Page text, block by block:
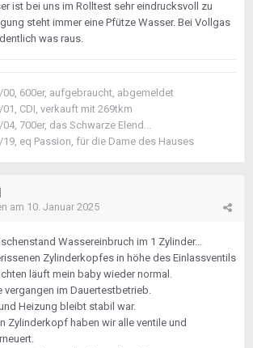
ist bei uns im Rolltest sehr eindrucksvoll zu
steht immer eine Pfütze Wasser. Bei Vollgas
was raus.
600er, aufgebraucht, abgemeldet
CDI, verkauft mit 269tkm
700er, das Schwarze Elend...
eq Passion, für die Dame des Hauses
am 10. Januar 2025
Wassereinbruch im 1 Zylinder...
Zylinderkopfes in höhe des Einlassventils
läuft mein baby wieder normal.
vergangen im Dauertestbetrieb.
Heizung bleibt stabil war.
Zylinderkopf haben wir alle ventile und